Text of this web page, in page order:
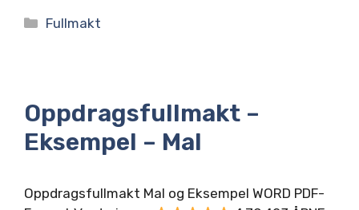
Kategorier
Fullmakt
Oppdragsfullmakt –
Eksempel – Mal
Oppdragsfullmakt Mal og Eksempel WORD PDF-